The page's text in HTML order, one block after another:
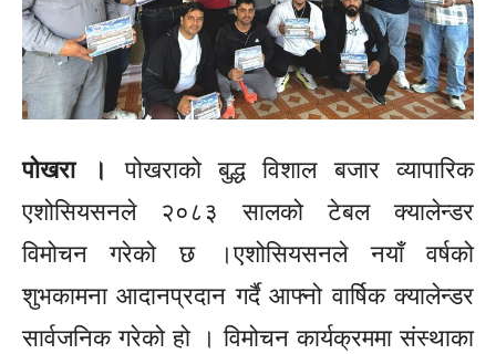
पोखरा ।
पोखराको बुद्ध विशाल बजार व्यापारिक
एशोसियसनले२०८३ सालको टेबल क्यालेन्डर
विमोचन गरेको छ ।एशोसियसनलेनयाँ वर्षको
शुभकामना आदानप्रदान गर्दै आफ्नो वार्षिक क्यालेन्डर
सार्वजनिक गरेको हो । विमोचन कार्यक्रममा संस्थाका